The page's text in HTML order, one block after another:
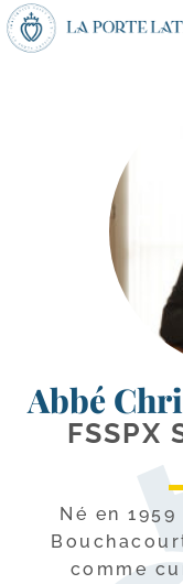
Abbé
FSSPX
Né en
comme